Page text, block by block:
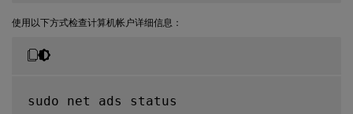
使用以下方式检查计算机帐户详细信息：
sudo net ads status